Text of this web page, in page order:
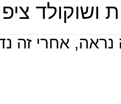
ציפ (כ-50
נראה, אחרי זה